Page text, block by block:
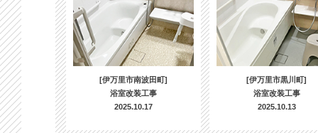
[伊万里市南波田町]
浴室改装工事
2025.10.17
[伊万里市黒川町]
浴室改装工事
2025.10.13